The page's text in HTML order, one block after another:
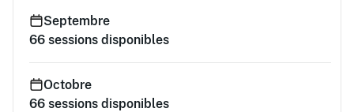
Septembre
66 sessions disponibles
Octobre
66 sessions disponibles